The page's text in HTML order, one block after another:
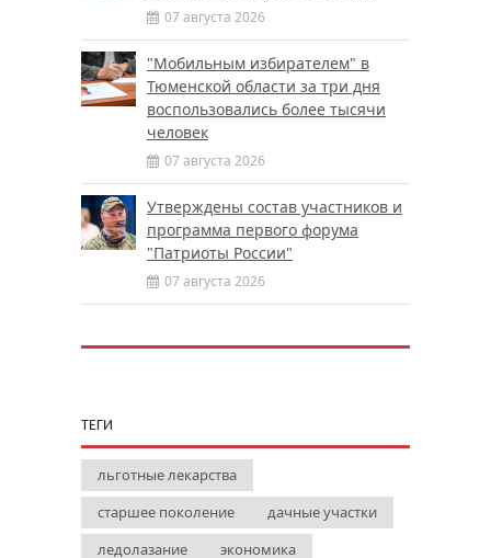
07 августа 2026
"Мобильным избирателем" в
Тюменской области за три дня
воспользовались более тысячи
человек
07 августа 2026
Утверждены состав участников и
программа первого форума
"Патриоты России"
07 августа 2026
ТЕГИ
льготные лекарства
старшее поколение
дачные участки
ледолазание
экономика